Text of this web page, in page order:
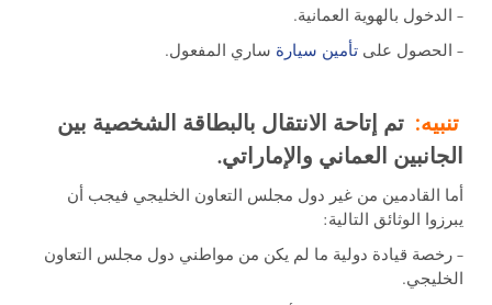
– الدخول بالهوية العمانية.
– الحصول علىتأمين سيارة ساري المفعول.
تنبيه: تم إتاحة الانتقال بالبطاقة الشخصية بين
الجانبين العماني والإماراتي.
أما القادمين من غير دول مجلس التعاون الخليجي فيجب أن
يبرزوا الوثائق التالية:
– رخصة قيادة دولية ما لم يكن من مواطني دول مجلس التعاون
الخليجي.